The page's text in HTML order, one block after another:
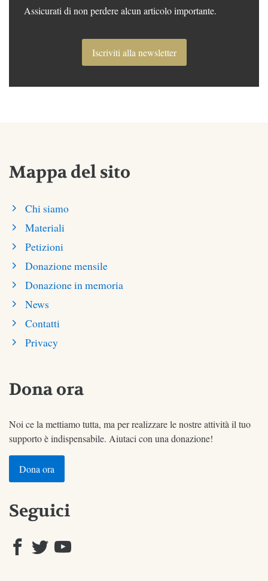
Assicurati di non perdere alcun articolo importante.
Iscriviti alla newsletter
Mappa del sito
Chi siamo
Materiali
Petizioni
Donazione mensile
Donazione in memoria
News
Contatti
Privacy
Dona ora
Noi ce la mettiamo tutta, ma per realizzare le nostre attività il tuo
supporto è indispensabile. Aiutaci con una donazione!
Dona ora
Seguici